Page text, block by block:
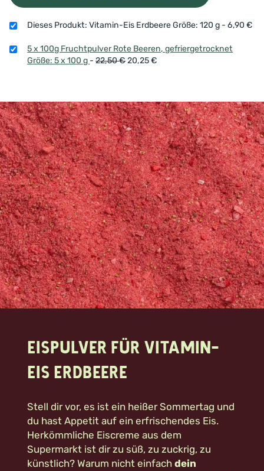
Dieses Produkt: Vitamin-Eis Erdbeere Größe: 120 g -6,90€
5 x 100g Fruchtpulver Rote Beeren, gefriergetrocknet
Größe: 5 x 100 g -22,50€20,25€
Eispulver für Vitamin-
Eis Erdbeere
Stell dir vor, es ist ein heißer Sommertag und
du hast Appetit auf ein erfrischendes Eis.
Herkömmliche Eiscreme aus dem
Supermarkt ist dir zu süß, zu zuckrig, zu
künstlich? Warum nicht einfach dein